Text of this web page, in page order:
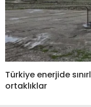
Türkiye enerjide
ortaklıklar